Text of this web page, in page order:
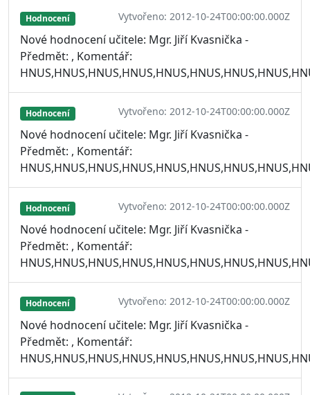
Hodnocení Vytvořeno: 2012-10-24T00:00:00.000Z
Nové hodnocení učitele: Mgr. Jiří Kvasnička -
Předmět: , Komentář:
Hodnocení Vytvořeno: 2012-10-24T00:00:00.000Z
Nové hodnocení učitele: Mgr. Jiří Kvasnička -
Předmět: , Komentář:
Hodnocení Vytvořeno: 2012-10-24T00:00:00.000Z
Nové hodnocení učitele: Mgr. Jiří Kvasnička -
Předmět: , Komentář:
Hodnocení Vytvořeno: 2012-10-24T00:00:00.000Z
Nové hodnocení učitele: Mgr. Jiří Kvasnička -
Předmět: , Komentář: